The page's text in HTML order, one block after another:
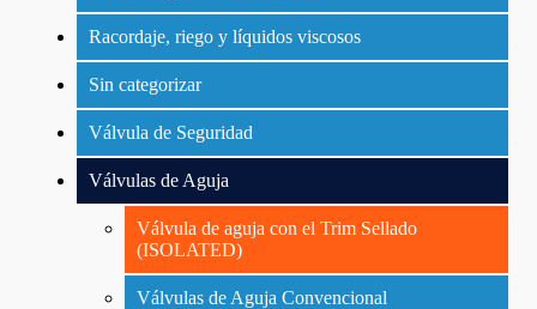
Racordaje, riego y líquidos viscosos
Sin categorizar
Válvula de Seguridad
Válvulas de Aguja
Válvula de aguja con el Trim Sellado
(ISOLATED)
Válvulas de Aguja Convencional